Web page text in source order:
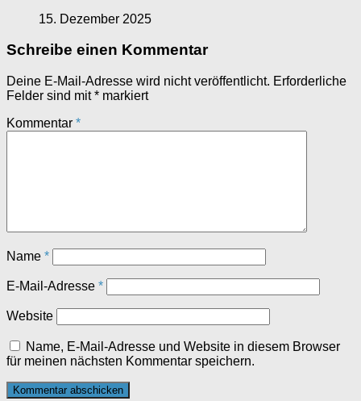
15. Dezember 2025
Schreibe einen Kommentar
Deine E-Mail-Adresse wird nicht veröffentlicht. Erforderliche
Felder sind mit* markiert
Kommentar *
Name *
E-Mail-Adresse *
Website
Name, E-Mail-Adresse und Website in diesem Browser
für meinen nächsten Kommentar speichern.